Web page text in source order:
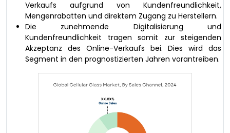
Verkaufs aufgrund von Kundenfreundlichkeit,
Mengenrabatten und direktem Zugang zu Herstellern.
Die zunehmende Digitalisierung und
Kundenfreundlichkeit tragen somit zur steigenden
Akzeptanz des Online-Verkaufs bei. Dies wird das
Segment in den prognostizierten Jahren vorantreiben.